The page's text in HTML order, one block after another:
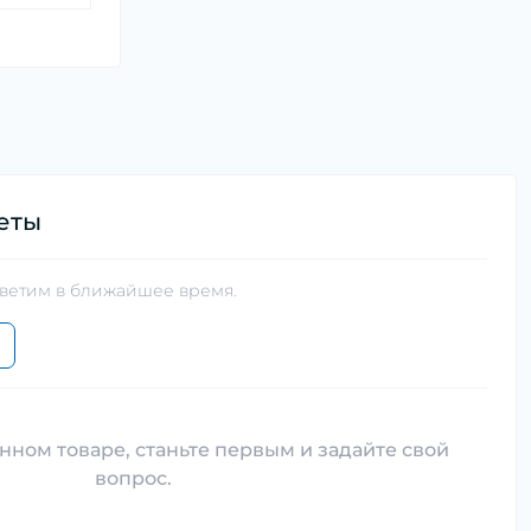
в ближайшее время.
товаре, станьте первым и задайте свой
вопрос.